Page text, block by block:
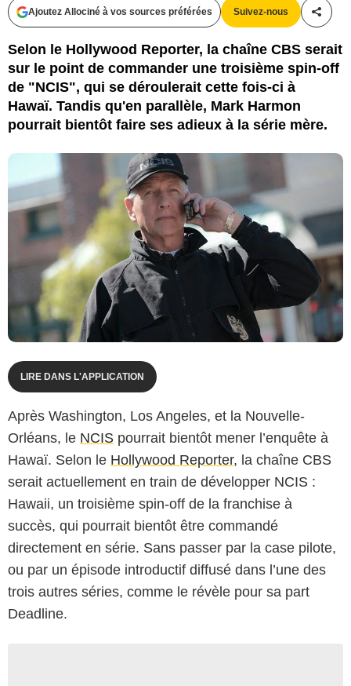
Ajoutez Allociné à vos sources préférées Suivez-nous
Selon le Hollywood Reporter, la chaîne CBS serait
sur le point de commander une troisième spin-off
de "NCIS", qui se déroulerait cette fois-ci à
Hawaï. Tandis qu'en parallèle, Mark Harmon
pourrait bientôt faire ses adieux à la série mère.
LIRE DANS L'APPLICATION
Après Washington, Los Angeles, et la Nouvelle-
Orléans, le NCIS pourrait bientôt mener l’enquête à
Hawaï. Selon le Hollywood Reporter, la chaîne CBS
serait actuellement en train de développer NCIS :
Hawaii, un troisième spin-off de la franchise à
succès, qui pourrait bientôt être commandé
directement en série. Sans passer par la case pilote,
ou par un épisode introductif diffusé dans l’une des
trois autres séries, comme le révèle pour sa part
Deadline.